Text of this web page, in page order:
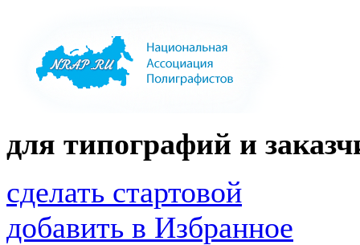
для типографий и
сделать стартовой
добавить в Избранное